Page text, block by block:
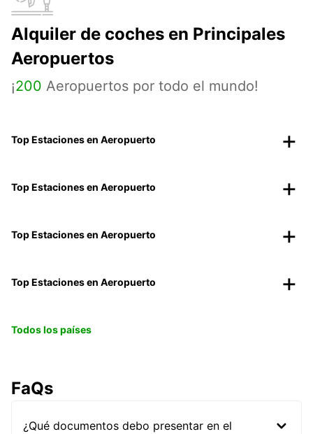
Alquiler de coches en Principales
Aeropuertos
¡200 Aeropuertos por todo el mundo!
Top Estaciones en Aeropuerto
Top Estaciones en Aeropuerto
Top Estaciones en Aeropuerto
Top Estaciones en Aeropuerto
Todos los países
FaQs
¿Qué documentos debo presentar en el